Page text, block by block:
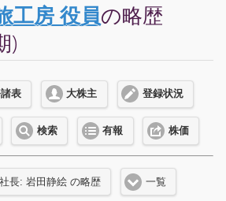
工房 役員の略歴
)
表 大株主 登録状況
検索 有報 株価
長: 岩田静絵 の略歴 一覧